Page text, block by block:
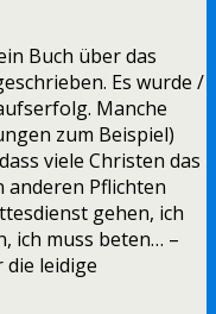
Buch über das
Es wurde /
Manche
zum Beispiel)
viele Christen das
anderen Pflichten
gehen, ich
ich muss beten… –
leidige